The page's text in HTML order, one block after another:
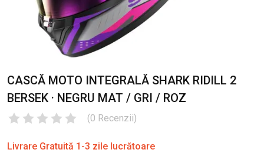
CASCĂ MOTO INTEGRALĂ SHARK RIDILL 2
BERSEK · NEGRU MAT / GRI / ROZ
(0 Recenzii)
Livrare Gratuită 1-3 zile lucrătoare